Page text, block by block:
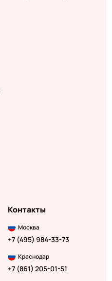
Контакты
Москва
+7 (495) 984-33-73
Краснодар
+7 (861) 205-01-51